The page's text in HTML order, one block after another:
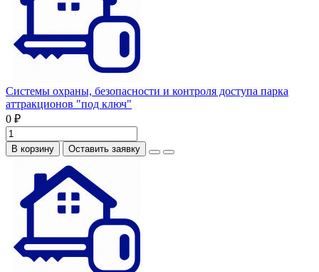
Системы охраны, безопасности и контроля доступа парка
аттракционов "под ключ"
0 ₽
В корзину Оставить заявку